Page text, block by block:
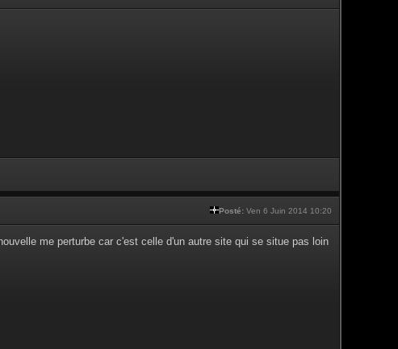
Posté: Ven 6 Juin 2014 10:20
me perturbe car c'est celle d'un autre site qui se situe pas loin